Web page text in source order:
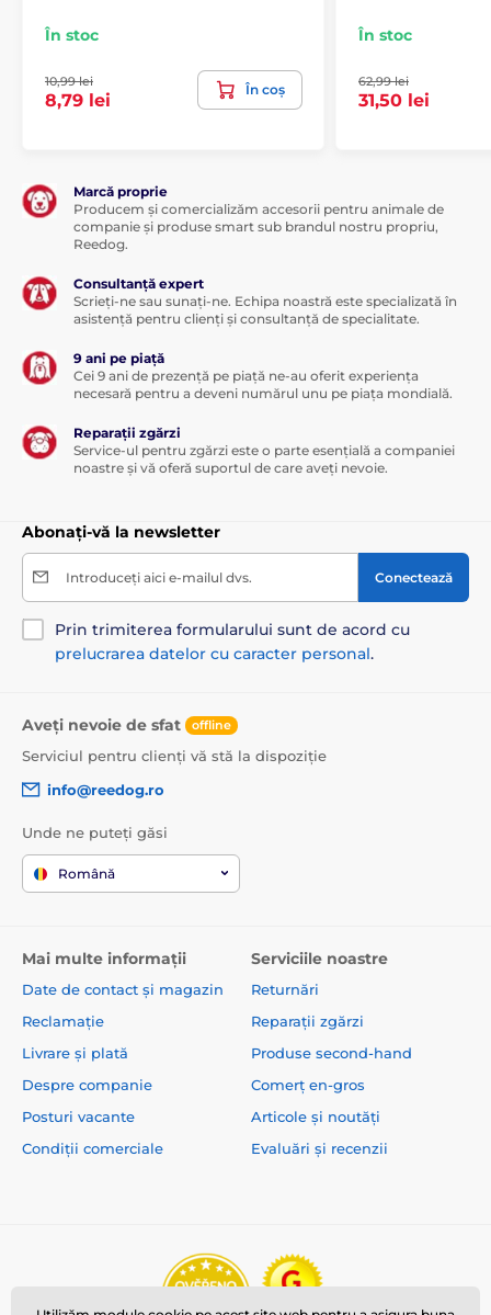
În stoc
10,99 lei
8,79 lei
În coș
În stoc
62,99 lei
31,50 lei
Marcă proprie
Producem și comercializăm accesorii pentru animale de
companie și produse smart sub brandul nostru propriu,
Reedog.
Consultanță expert
Scrieți-ne sau sunați-ne. Echipa noastră este specializată în
asistență pentru clienți și consultanță de specialitate.
9 ani pe piață
Cei 9 ani de prezență pe piață ne-au oferit experiența
necesară pentru a deveni numărul unu pe piața mondială.
Reparații zgărzi
Service-ul pentru zgărzi este o parte esențială a companiei
noastre și vă oferă suportul de care aveți nevoie.
Abonați-vă la newsletter
Introduceți aici e-mailul dvs. Conectează
Prin trimiterea formularului sunt de acord cu
prelucrarea datelor cu caracter personal.
Aveți nevoie de sfat offline
Serviciul pentru clienți vă stă la dispoziție
info@reedog.ro
Unde ne puteți găsi
Română
Mai multe informații
Date de contact și magazin
Reclamație
Livrare și plată
Despre companie
Posturi vacante
Condiții comerciale
Serviciile noastre
Returnări
Reparații zgărzi
Produse second-hand
Comerț en-gros
Articole și noutăți
Evaluări și recenzii